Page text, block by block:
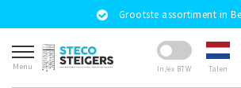
Grootste assortiment in
Menu In/ex BTW Talen